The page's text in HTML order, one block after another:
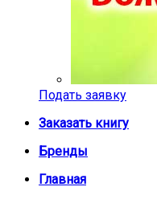
Подать заявку
Заказать книгу
Бренды
Главная